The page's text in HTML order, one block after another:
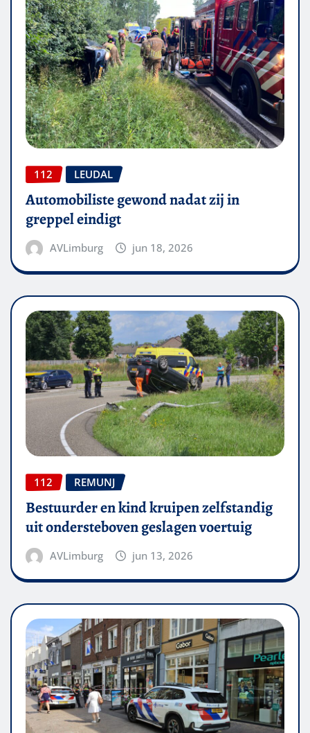
112 LEUDAL
Automobiliste gewond nadat zij in
greppel eindigt
AVLimburg jun 18, 2026
112 REMUNJ
Bestuurder en kind kruipen zelfstandig
uit ondersteboven geslagen voertuig
AVLimburg jun 13, 2026